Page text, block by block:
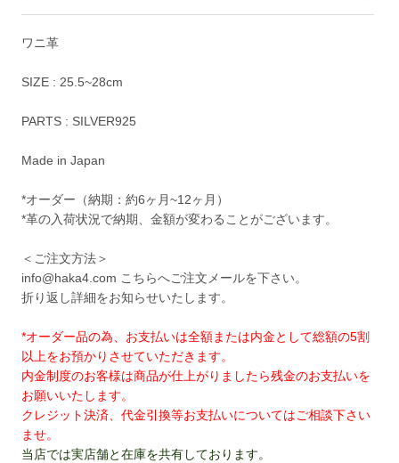
ワニ革
SIZE : 25.5~28cm
PARTS : SILVER925
Made in Japan
*オーダー（納期：約6ヶ月~12ヶ月）
*革の入荷状況で納期、金額が変わることがございます。
＜ご注文方法＞
info@haka4.com こちらへご注文メールを下さい。
折り返し詳細をお知らせいたします。
*オーダー品の為、お支払いは全額または内金として総額の5割
以上をお預かりさせていただきます。
内金制度のお客様は商品が仕上がりましたら残金のお支払いを
お願いいたします。
クレジット決済、代金引換等お支払いについてはご相談下さい
ませ。
当店では実店舗と在庫を共有しております。